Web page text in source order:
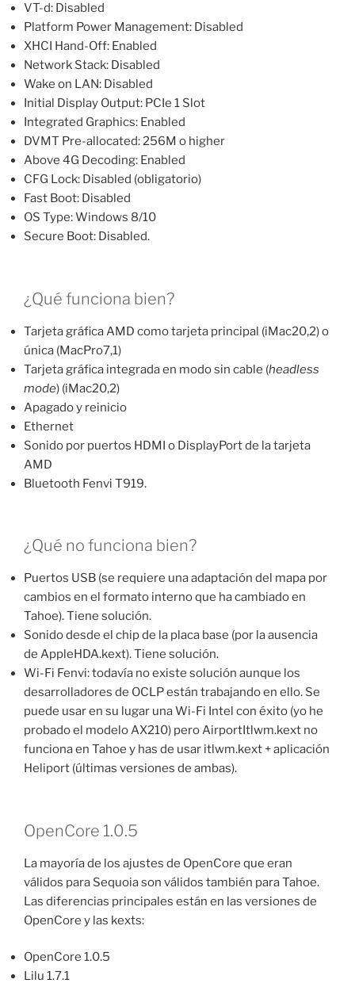
VT-d: Disabled
Platform Power Management: Disabled
XHCI Hand-Off: Enabled
Network Stack: Disabled
Wake on LAN: Disabled
Initial Display Output: PCIe 1 Slot
Integrated Graphics: Enabled
DVMT Pre-allocated: 256M o higher
Above 4G Decoding: Enabled
CFG Lock: Disabled (obligatorio)
Fast Boot: Disabled
OS Type: Windows 8/10
Secure Boot: Disabled.
¿Qué funciona bien?
Tarjeta gráfica AMD como tarjeta principal (iMac20,2) o
única (MacPro7,1)
Tarjeta gráfica integrada en modo sin cable (headless
mode) (iMac20,2)
Apagado y reinicio
Ethernet
Sonido por puertos HDMI o DisplayPort de la tarjeta
AMD
Bluetooth Fenvi T919.
¿Qué no funciona bien?
Puertos USB (se requiere una adaptación del mapa por
cambios en el formato interno que ha cambiado en
Tahoe). Tiene solución.
Sonido desde el chip de la placa base (por la ausencia
de AppleHDA.kext). Tiene solución.
Wi-Fi Fenvi: todavía no existe solución aunque los
desarrolladores de OCLP están trabajando en ello. Se
puede usar en su lugar una Wi-Fi Intel con éxito (yo he
probado el modelo AX210) pero AirportItlwm.kext no
funciona en Tahoe y has de usar itlwm.kext + aplicación
Heliport (últimas versiones de ambas).
OpenCore 1.0.5
La mayoría de los ajustes de OpenCore que eran
válidos para Sequoia son válidos también para Tahoe.
Las diferencias principales están en las versiones de
OpenCore y las kexts:
OpenCore 1.0.5
Lilu 1.7.1